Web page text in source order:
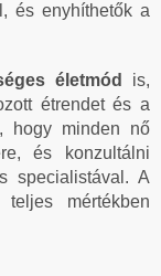
és enyhíthetők a
életmód
is,
étrendet és a
hogy minden nő
és konzultálni
specialistával. A
mértékben